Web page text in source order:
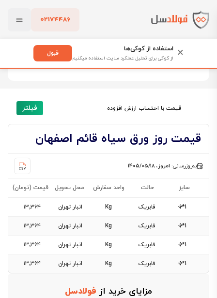
02174486
پاک کردن
فولادسل قیمت ورق سیاه قیمت ورق سیاه قائم اصفهان
قیمت ورق سیاه قائم اصفهان
قیمت با احتساب ارزش افزوده فیلتر
محصولات
قیمت روز ورق سیاه قائم اصفهان
به‌روزرسانی: امروز، ۱۴۰۵/۰۵/۱۸
سایز حالت واحد سفارش محل تحویل قیمت (تومان)
1*6 فابریک Kg انبار تهران ۱۳٬۳۶۴
1*6 فابریک Kg انبار تهران ۱۳٬۳۶۴
1*6 فابریک Kg انبار تهران ۱۳٬۳۶۴
1*6 فابریک Kg انبار تهران ۱۳٬۳۶۴
مزایای خرید از فولادسل
× استفاده از کوکی‌ها
از کوکی برای تحلیل عملکرد سایت استفاده میکنیم
قبول